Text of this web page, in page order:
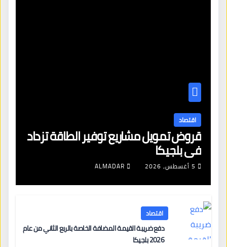
اقتصاد
قروض تمويل مشاريع توفير الطاقة تزداد
في بلجيكا
5 أغسطس، 2026 ALMADAR
اقتصاد
دفع ضريبة القيمة المضافة الخاصة بالربع الثاني من عام
2026 بلجيكا